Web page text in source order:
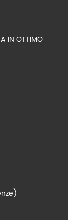
IN OTTIMO